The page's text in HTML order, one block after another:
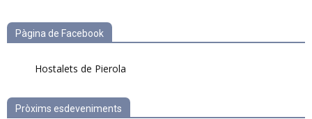
Pàgina de Facebook
Hostalets de Pierola
Pròxims esdeveniments